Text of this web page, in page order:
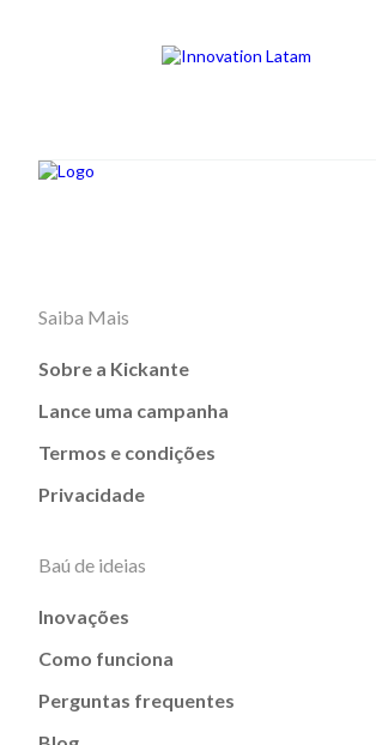
Saiba Mais
Sobre a Kickante
Lance uma campanha
Termos e condições
Privacidade
Baú de ideias
Inovações
Como funciona
Perguntas frequentes